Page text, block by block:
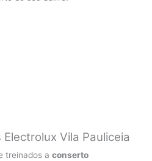
Vila Pauliceia
treinados aconserto